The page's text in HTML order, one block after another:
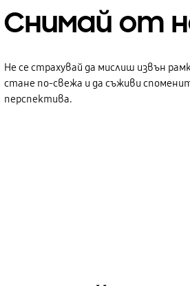
Снимай от
Не се страхувай да мислиш извън
стане по-свежа и да съживи
перспектива.